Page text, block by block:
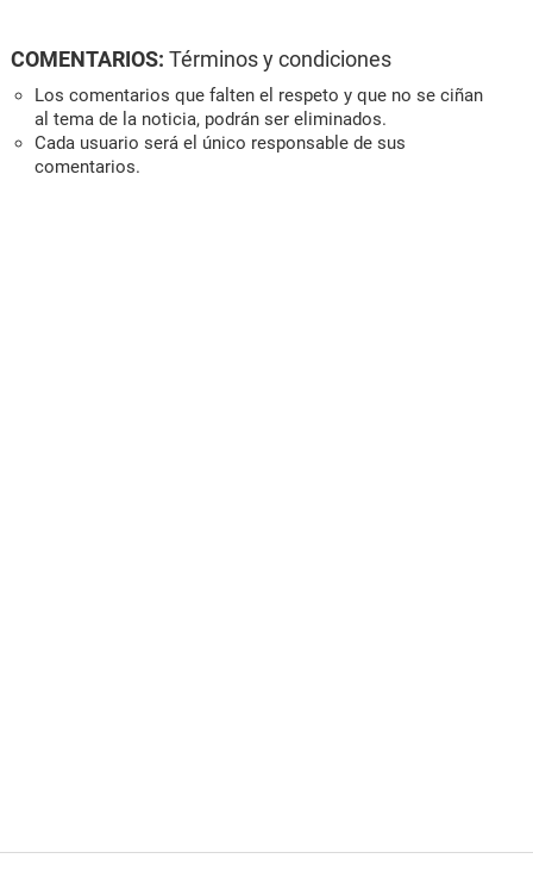
COMENTARIOS: Términos y condiciones
Los comentarios que falten el respeto y que no se ciñan
al tema de la noticia, podrán ser eliminados.
Cada usuario será el único responsable de sus
comentarios.